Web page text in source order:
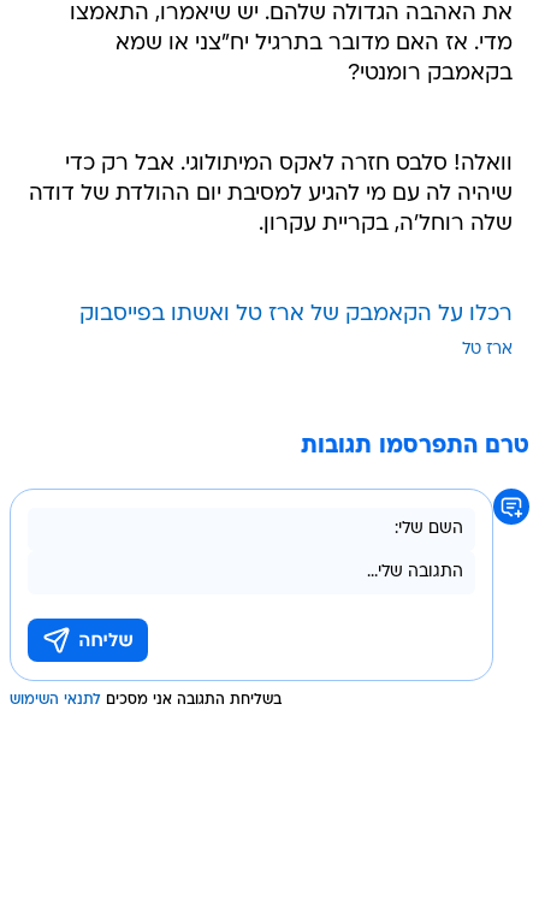
את האהבה הגדולה שלהם. יש שיאמרו, התאמצו
מדי. אז האם מדובר בתרגיל יח"צני או שמא
בקאמבק רומנטי?
וואלה! סלבס חזרה לאקס המיתולוגי. אבל רק כדי
שיהיה לה עם מי להגיע למסיבת יום ההולדת של דודה
שלה רוחל'ה, בקריית עקרון.
רכלו על הקאמבק של ארז טל ואשתו בפייסבוק
ארז טל
טרם התפרסמו תגובות
בשליחת התגובה אני מסכים לתנאי השימוש